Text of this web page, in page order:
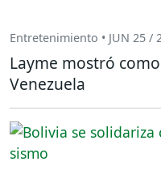
Entretenimiento • JUN 25 /
Layme mostró
Venezuela